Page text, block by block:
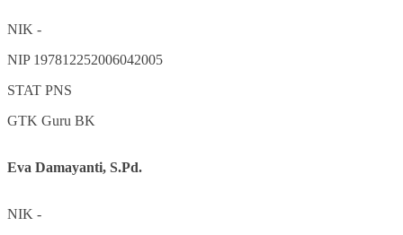
NIK -
NIP 197812252006042005
STAT PNS
GTK Guru BK
Eva Damayanti, S.Pd.
NIK -